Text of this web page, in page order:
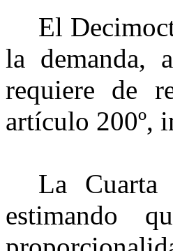
El
la demanda,
requiere de
artículo 200º,
La
estimando